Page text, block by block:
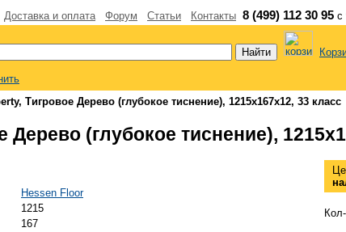
Доставка и оплата Форум Статьи Контакты 8 (499) 112 30 95 с
Тигровое Дерево (глубокое тиснение), 1215x167x12, 33 класс
(глубокое тиснение),
Hessen Floor
1215
167